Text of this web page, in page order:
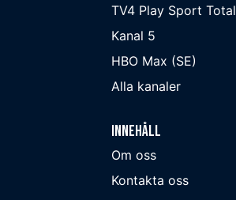
TV4 Play Sport Total
Kanal 5
HBO Max (SE)
Alla kanaler
Innehåll
Om oss
Kontakta oss